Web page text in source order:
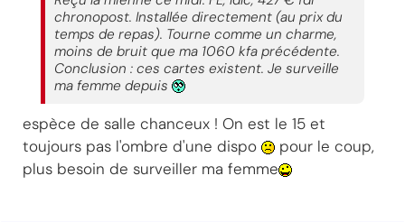
chronopost. Installée directement (au prix du
temps de repas). Tourne comme un charme,
moins de bruit que ma 1060 kfa précédente.
Conclusion : ces cartes existent. Je surveille
ma femme depuis
espèce de salle chanceux ! On est le 15 et
toujours pas l'ombre d'une dispo
pour le coup,
plus besoin de surveiller ma femme